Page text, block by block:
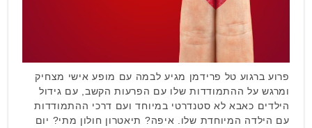
פרוע ברגוע טל פרידמן מגיע לבמה עם מופע אישי מצחיק
ומרגש על ההתמודדות שלו עם הפרעות הקשב, עם גידול
הילדים כאבא לא סטנדרטי במיוחד ועם דרכי ההתמודדות
עם הילדה המיוחדת שלו. איפה? תיאטרון חולון מתי? יום